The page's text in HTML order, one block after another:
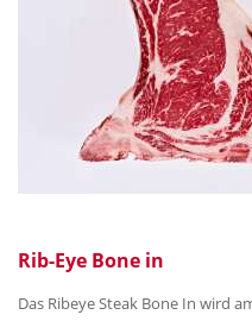
Rib-Eye Bone in
Das Ribeye Steak Bone In wird